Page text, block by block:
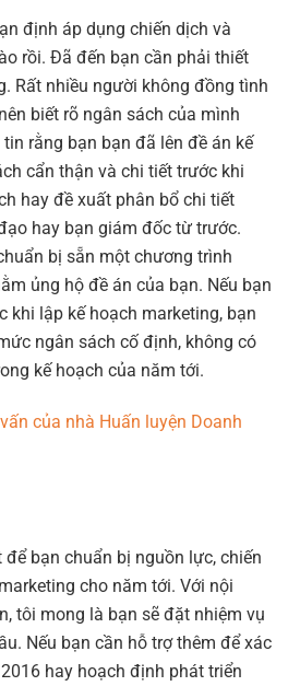
định áp dụng chiến dịch và
rồi. Đã đến bạn cần phải thiết
Rất nhiều người không đồng tình
biết rõ ngân sách của mình
rằng bạn bạn đã lên đề án kế
cẩn thận và chi tiết trước khi
hay đề xuất phân bổ chi tiết
hay bạn giám đốc từ trước.
bị sẵn một chương trình
ủng hộ đề án của bạn. Nếu bạn
khi lập kế hoạch marketing, bạn
ngân sách cố định, không có
kế hoạch của năm tới.
của nhà Huấn luyện Doanh
bạn chuẩn bị nguồn lực, chiến
cho năm tới. Với nội
tôi mong là bạn sẽ đặt nhiệm vụ
Nếu bạn cần hỗ trợ thêm để xác
hay hoạch định phát triển